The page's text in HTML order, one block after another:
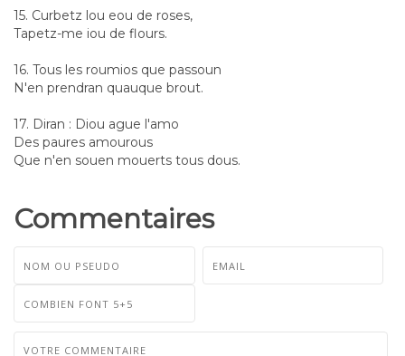
15. Curbetz lou eou de roses,
Tapetz-me iou de flours.
16. Tous les roumios que passoun
N'en prendran quauque brout.
17. Diran : Diou ague l'amo
Des paures amourous
Que n'en souen mouerts tous dous.
Commentaires